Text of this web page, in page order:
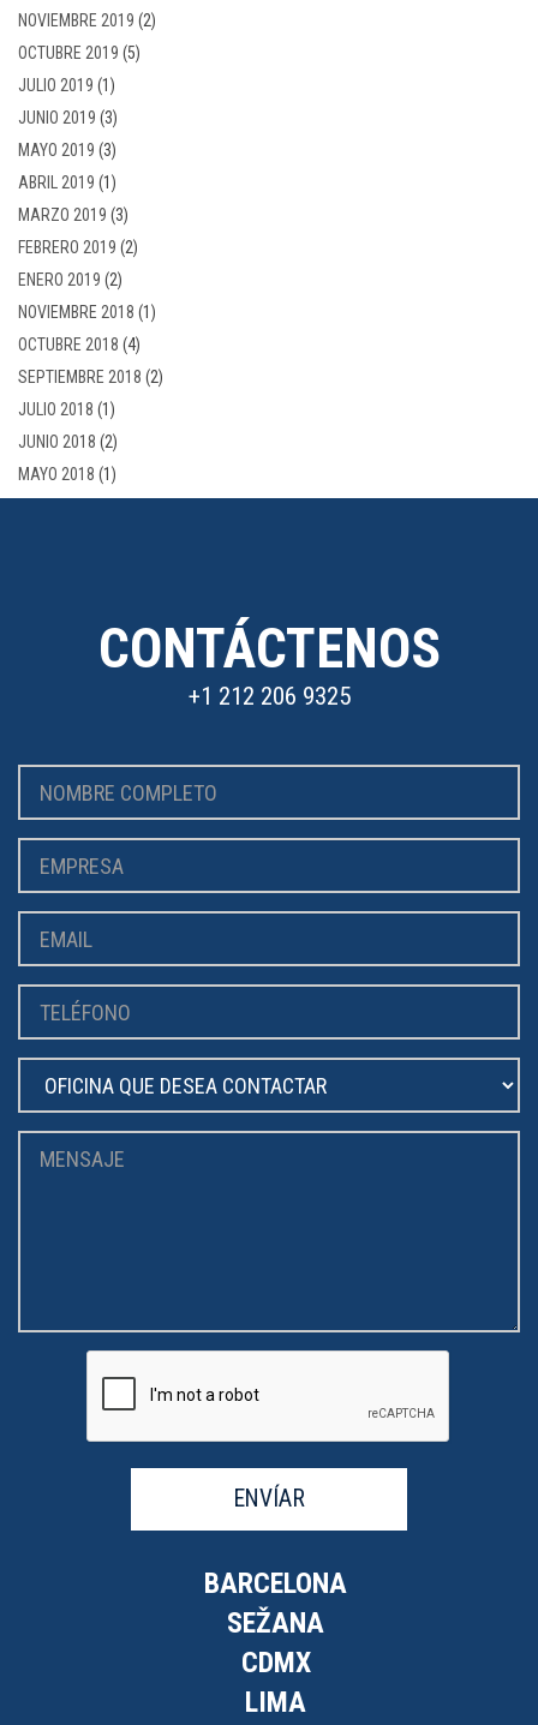
NOVIEMBRE 2019 (2)
OCTUBRE 2019 (5)
JULIO 2019 (1)
JUNIO 2019 (3)
MAYO 2019 (3)
ABRIL 2019 (1)
MARZO 2019 (3)
FEBRERO 2019 (2)
ENERO 2019 (2)
NOVIEMBRE 2018 (1)
OCTUBRE 2018 (4)
SEPTIEMBRE 2018 (2)
JULIO 2018 (1)
JUNIO 2018 (2)
MAYO 2018 (1)
CONTÁCTENOS
+1 212 206 9325
ENVÍAR
BARCELONA
SEŽANA
CDMX
LIMA